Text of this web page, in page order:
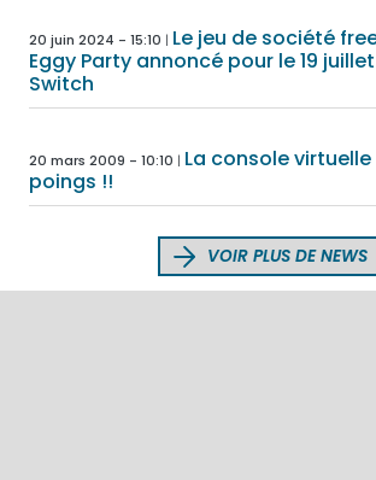
20 juin 2024 - 15:10
Le jeu de société
Eggy Party annoncé pour le 19
Switch
20 mars 2009 - 10:10
La console
poings !!
VOIR PLUS DE NEWS